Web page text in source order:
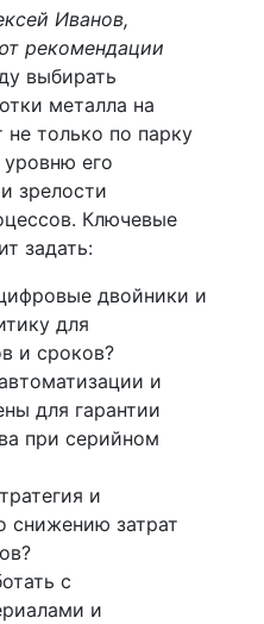
Иванов,
рекомендации
выбирать
металла на
не только по парку
его
зрелости
Ключевые
задать:
двойники и
для
и сроков?
и
для гарантии
при серийном
и
снижению затрат
с
и